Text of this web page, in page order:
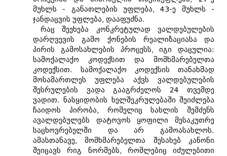
მუხლს - განათლების უფლება, 43-ე მუხლს -
ჯანდაცვის უფლება, დააფუძნა.
რაც შეეხება კონკრეტულად ვალდებულების
დარღვევის გამო ქონების რეალიზაციასა და
პირის გამოსახლების პროცესს, იგი დაცულია:
სამოქალაქო კოდექსით და მომხმარებელთა
კოდექსით. სამოქალაქო კოდექსის თანახმად
მოსამართლეს უფლება აქვს ვალდებულების
შესრულების ვადა გააგრძელოს 24 თვემდე
ვადით. ნასყიდობის ხელშეკრულებაში შეიძლება
ჩაიდოს პირობა, რომელიც სახლის შემძენს
ავალდებულებს დატოვოს ყოფილი მესაკუთრე
საცხოვრებელში და არ გამოასახლოს.
ამასთანავე, მომხმარებელთა შესახებ კანონი
შეიცავს რიგ ნორმებს, რომლებიც იძულებითი